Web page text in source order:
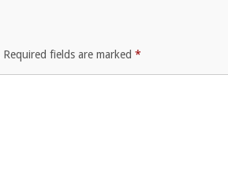
Required fields are marked *